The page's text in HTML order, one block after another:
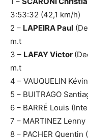
3:53:32 (42,1 km/h)
2 – LAPEIRA Paul
m.t
3 – LAFAY Victor
m.t
4 – VAUQUELIN
5 – BUITRAGO
6 – BARRÉ Louis
7 – MARTINEZ
8 – PACHER Quentin